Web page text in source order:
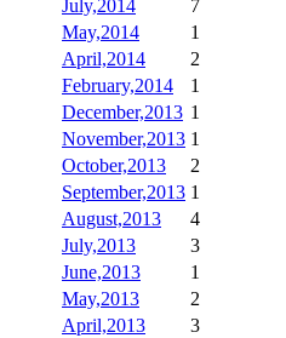
July,2014
7
May,2014
1
April,2014
2
February,2014
1
December,2013 1
November,2013 1
October,2013
2
September,2013 1
August,2013
4
July,2013
3
June,2013
1
May,2013
2
April,2013
3